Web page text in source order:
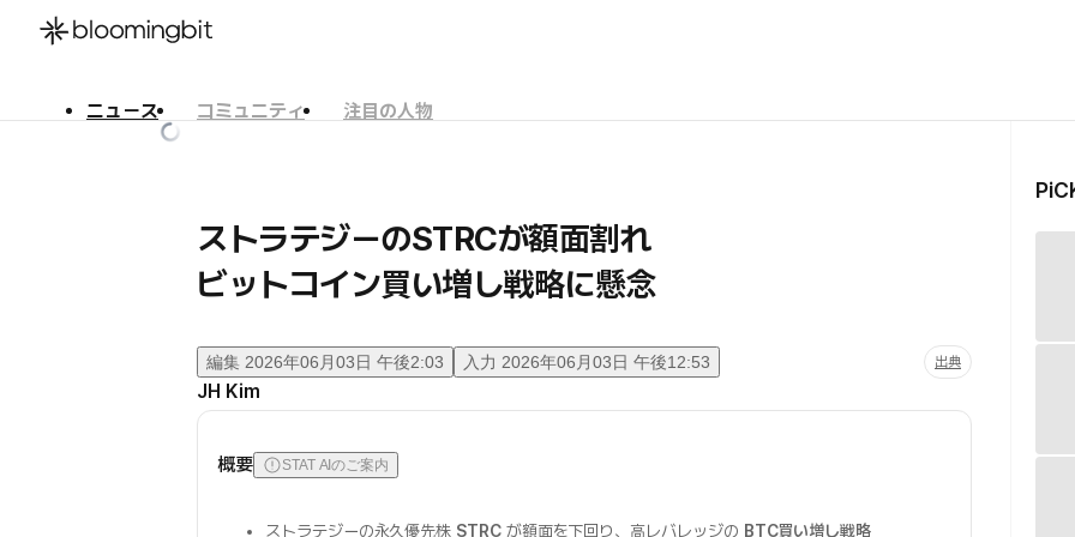
ニュース コミュニティ
注目の人物
ストラテジーのSTRCが額面割れ
ビットコイン買い増し戦略に懸念
編集 2026年06月03日 午後2:03 入力 2026年06月03日 午後12:53 出典
JH Kim
概要 STAT AIのご案内
ストラテジーの永久優先株 STRCが額面を下回り、高レバレッジの BTC買い増し戦略